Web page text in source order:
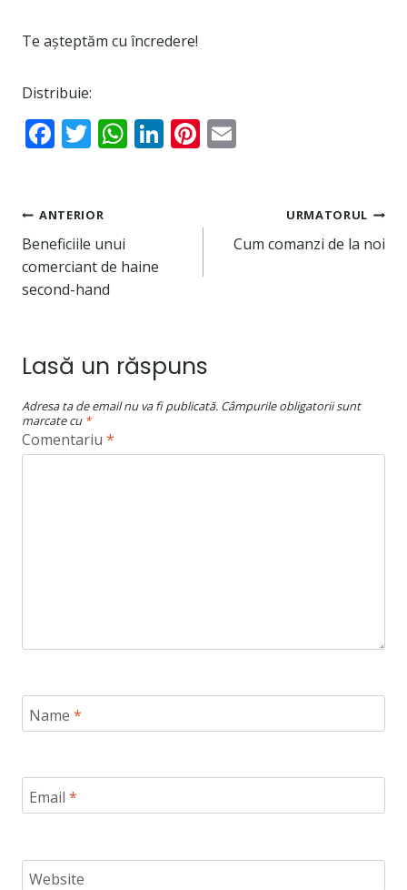
Te așteptăm cu încredere!
Distribuie:
F
b
o
o
k
T
er
W
p
Li Pi
e
Navigare
în
articole
ANTERIOR
Beneficiile unui
comerciant de haine
second-hand
URMATORUL
Cum comanzi de la noi
Lasă un răspuns
Adresa ta de email nu va fi publicată. Câmpurile obligatorii sunt
marcate cu *
Comentariu *
Name *
Email *
Website